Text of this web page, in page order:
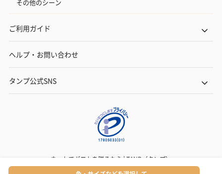
その他のシーン
ご利用ガイド
ヘルプ・お問い合わせ
タンプ公式SNS
ネットでギフトを贈るなら | TANP（タンプ）
Copyright© TANP Inc.